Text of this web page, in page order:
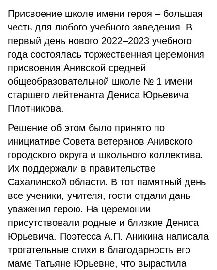
Присвоение школе имени героя – большая
честь для любого учебного заведения. В
первый день нового 2022–2023 учебного
года состоялась торжественная церемония
присвоения Анивской средней
общеобразовательной школе № 1 имени
старшего лейтенанта Дениса Юрьевича
Плотникова.
Решение об этом было принято по
инициативе Совета ветеранов Анивского
городского округа и школьного коллектива.
Их поддержали в правительстве
Сахалинской области. В тот памятный день
все ученики, учителя, гости отдали дань
уважения герою. На церемонии
присутствовали родные и близкие Дениса
Юрьевича. Поэтесса А.П. Аникина написала
трогательные стихи в благодарность его
маме Татьяне Юрьевне, что вырастила